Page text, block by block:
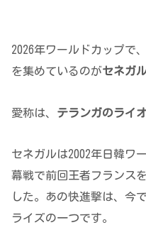
2026年ワールドカップで
を集めているのがセネガ
愛称は、 テランガのライ
セネガルは2002年日韓ワ
幕戦で前回王者フランス
した。あの快進撃は、今
ライズの一つです。